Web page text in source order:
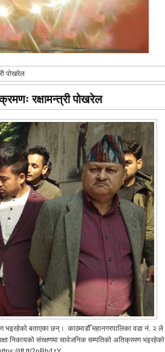
पोखरेल
रक्षामन्त्री पोखरेल
भइरहेको बताएका छन्। काठमाडौँ महानगरपालिका वडा नं. २ ले
निकायको संरक्षणमा सार्वजनिक सम्पतिको अतिक्रमण भइरहेको